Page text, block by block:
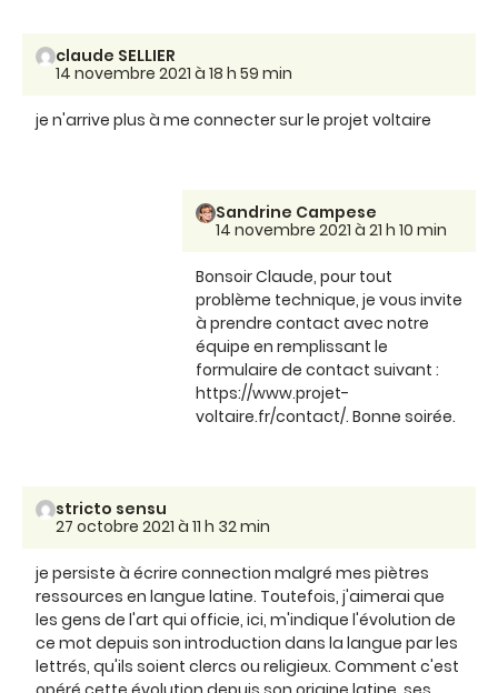
claude SELLIER
14 novembre 2021 à 18 h 59 min
je n'arrive plus à me connecter sur le projet voltaire
Sandrine Campese
14 novembre 2021 à 21 h 10 min
Bonsoir Claude, pour tout
problème technique, je vous invite
à prendre contact avec notre
équipe en remplissant le
formulaire de contact suivant :
https://www.projet-
voltaire.fr/contact/. Bonne soirée.
stricto sensu
27 octobre 2021 à 11 h 32 min
je persiste à écrire connection malgré mes piètres
ressources en langue latine. Toutefois, j'aimerai que
les gens de l'art qui officie, ici, m'indique l'évolution de
ce mot depuis son introduction dans la langue par les
lettrés, qu'ils soient clercs ou religieux. Comment c'est